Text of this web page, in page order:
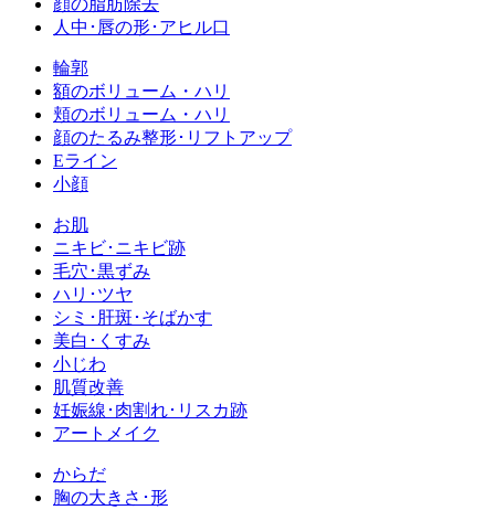
顔の脂肪除去
人中･唇の形･アヒル口
輪郭
額のボリューム・ハリ
頬のボリューム・ハリ
顔のたるみ整形･リフトアップ
Eライン
小顔
お肌
ニキビ･ニキビ跡
毛穴･黒ずみ
ハリ･ツヤ
シミ･肝斑･そばかす
美白･くすみ
小じわ
肌質改善
妊娠線･肉割れ･リスカ跡
アートメイク
からだ
胸の大きさ･形